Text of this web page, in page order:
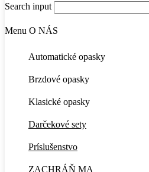
Search input
Menu O NÁS
Automatické opasky
Brzdové opasky
Klasické opasky
Darčekové sety
Príslušenstvo
ZACHRÁŇ MA